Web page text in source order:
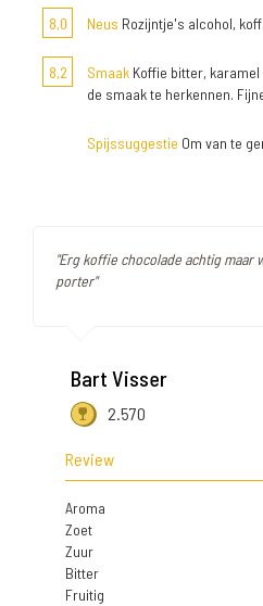
8,0 Neus Rozijntje's alcohol,
8,2 Smaak Koffie bitter,
de smaak te herkennen.
Spijssuggestie Om van te
"Erg koffie chocolade achtig maar
porter"
Bart Visser
2.570
Review
Aroma
Zoet
Zuur
Bitter
Fruitig